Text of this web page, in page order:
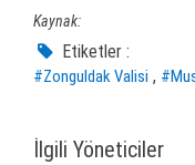
Kaynak:
Etiketler :
#Zonguldak Valisi ,
İlgili Yöneticiler